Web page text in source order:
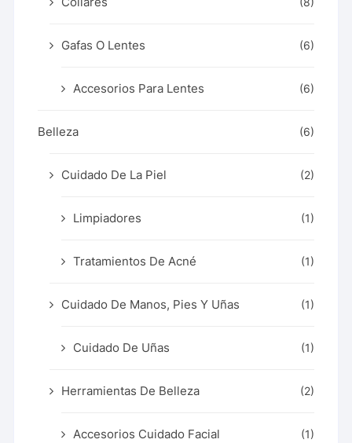
(8)
Gafas O Lentes (6)
Accesorios Para Lentes (6)
Belleza (6)
Cuidado De La Piel (2)
Limpiadores (1)
Tratamientos De Acné (1)
Cuidado De Manos, Pies Y Uñas (1)
Cuidado De Uñas (1)
Herramientas De Belleza (2)
Accesorios Cuidado Facial (1)